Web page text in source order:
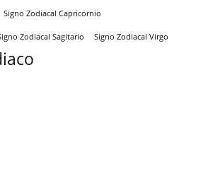
Signo Zodiacal Capricornio
Zodiacal Sagitario Signo Zodiacal Virgo